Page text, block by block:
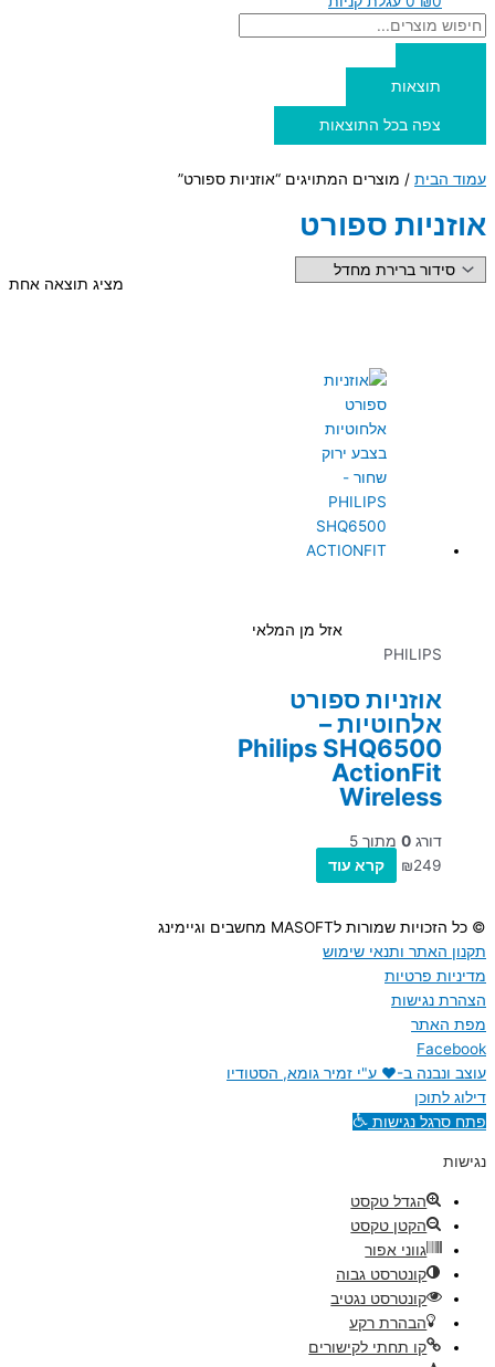
תוצאות
צפה בכל התוצאות
עמוד הבית / מוצרים המתויגים “אוזניות ספורט”
אוזניות ספורט
מציג תוצאה אחת
אזל מן המלאי
PHILIPS
אוזניות ספורט
אלחוטיות –
Philips SHQ6500
ActionFit
Wireless
דורג 0 מתוך 5
₪249 קרא עוד
© כל הזכויות שמורות לMASOFT מחשבים וגיימינג
תקנון האתר ותנאי שימוש
מדיניות פרטיות
הצהרת נגישות
מפת האתר
Facebook
עוצב ונבנה ב-♥︎ ע"י זמיר גומא, הסטודיו
דילוג לתוכן
פתח סרגל נגישות
נגישות
הגדל טקסט
הקטן טקסט
גווני אפור
קונטרסט גבוה
קונטרסט נגטיב
הבהרת רקע
קו תחתי לקישורים